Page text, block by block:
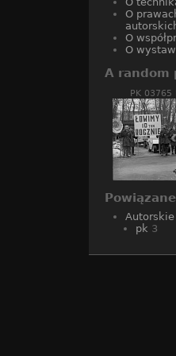
O
O
O
A random
PK 03765
Autorskie
pk 3